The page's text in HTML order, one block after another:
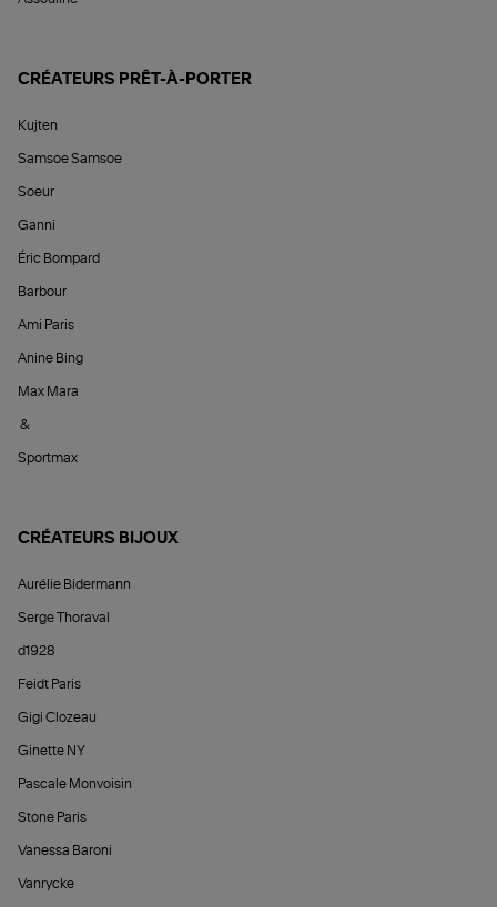
CRÉATEURS PRÊT-À-PORTER
Kujten
Samsoe Samsoe
Soeur
Ganni
Éric Bompard
Barbour
Ami Paris
Anine Bing
Max Mara
&
Sportmax
CRÉATEURS BIJOUX
Aurélie Bidermann
Serge Thoraval
d1928
Feidt Paris
Gigi Clozeau
Ginette NY
Pascale Monvoisin
Stone Paris
Vanessa Baroni
Vanrycke